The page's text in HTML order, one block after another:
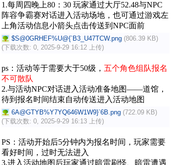
1.每周四晚上80：30 玩家通过大厅52.48与NPC
阵容争霸赛对话进入活动场地，也可通过游戏左
上角活动信息小箭头点击传送到NPC面前
$S@0GRHEF%U@{`B3_U47TCW.png (806.39 KB)
(下载次数: 0, 2025-9-29 16:12 上传)
ps：活动等于需要大于50级， 五个角色组队报名
不可散队
2.与活动NPC对话进入活动准备地图——道馆，
待到报名时间结束自动传送进入活动地图
6A@GTYB%Y7YQ646W1W9}`6B.png (722.09 KB)
(下载次数: 0, 2025-9-29 16:13 上传)
PS：活动开始后5分钟内为报名时间，玩家需要
看好时间，过时无法进入
3.进入活动地图后玩家通过暗雷刷怪、暗雷遭遇